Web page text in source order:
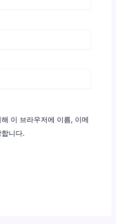
이 브라우저에 이름, 이메
니다.